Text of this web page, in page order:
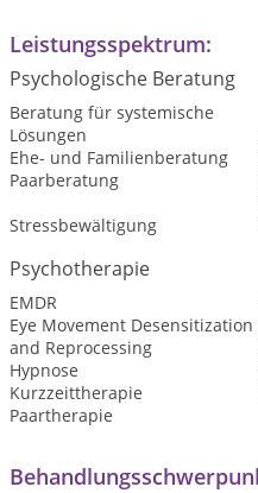
Leistungsspektrum:
Psychologische Beratung
Beratung für systemische
Lösungen
Ehe- und Familienberatung
Paarberatung
Stressbewältigung
Psychotherapie
EMDR
Eye Movement Desensitization
and Reprocessing
Hypnose
Kurzzeittherapie
Paartherapie